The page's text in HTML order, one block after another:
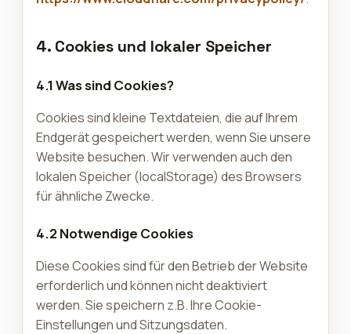
4. Cookies und lokaler Speicher
4.1 Was sind Cookies?
Cookies sind kleine Textdateien, die auf Ihrem
Endgerät gespeichert werden, wenn Sie unsere
Website besuchen. Wir verwenden auch den
lokalen Speicher (localStorage) des Browsers
für ähnliche Zwecke.
4.2 Notwendige Cookies
Diese Cookies sind für den Betrieb der Website
erforderlich und können nicht deaktiviert
werden. Sie speichern z.B. Ihre Cookie-
Einstellungen und Sitzungsdaten.